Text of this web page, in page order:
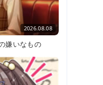
2026.08.08
嫌いなもの